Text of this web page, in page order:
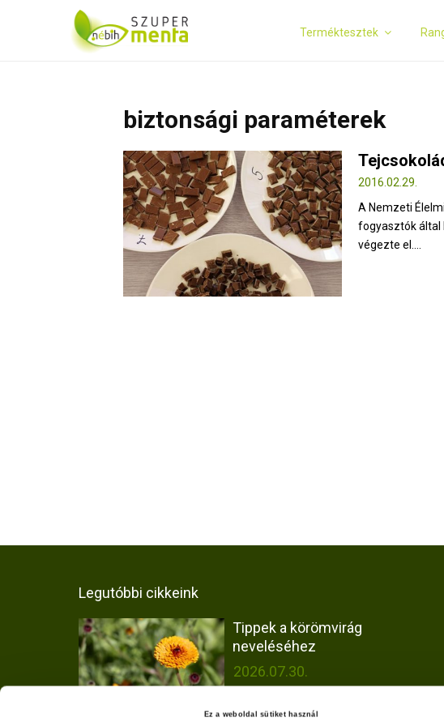
Ez a weboldal sütiket használ
Terméktesztek
biztonsági paraméterek
2016.02.29.
A Nemzeti
fogyasztók által
végezte el....
Legutóbbi cikkeink
Tippek a körömvirág
neveléséhez
2026.07.30.